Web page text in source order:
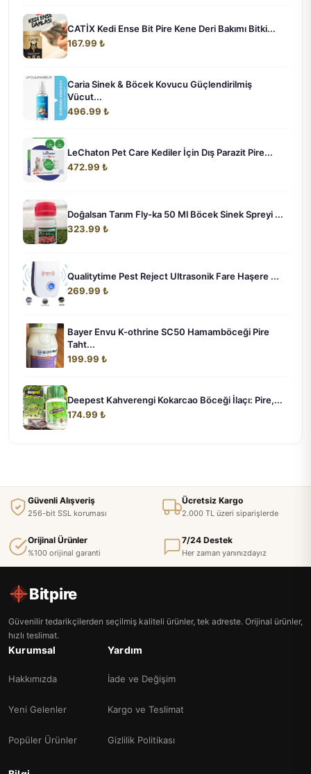
CATİX Kedi Ense Bit Pire Kene Deri Bakımı Bitki...
167.99 ₺
Caria Sinek & Böcek Kovucu Güçlendirilmiş
Vücut...
496.99 ₺
LeChaton Pet Care Kediler İçin Dış Parazit Pire...
472.99 ₺
Doğalsan Tarım Fly-ka 50 Ml Böcek Sinek Spreyi ...
323.99 ₺
Qualitytime Pest Reject Ultrasonik Fare Haşere ...
269.99 ₺
Bayer Envu K-othrine SC50 Hamamböceği Pire
Taht...
199.99 ₺
Deepest Kahverengi Kokarcao Böceği İlaçı: Pire,...
174.99 ₺
Güvenli Alışveriş
256-bit SSL koruması
Ücretsiz Kargo
2.000 TL üzeri siparişlerde
Orijinal Ürünler
%100 orijinal garanti
7/24 Destek
Her zaman yanınızdayız
Bitpire
Güvenilir tedarikçilerden seçilmiş kaliteli ürünler, tek adreste. Orijinal ürünler,
hızlı teslimat.
Kurumsal
Hakkımızda
Yeni Gelenler
Popüler Ürünler
Yardım
İade ve Değişim
Kargo ve Teslimat
Gizlilik Politikası